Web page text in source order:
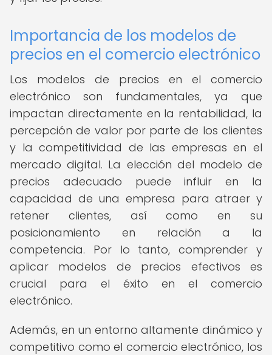
Importancia de los modelos de
precios en el comercio electrónico
Los modelos de precios en el comercio
electrónico son fundamentales, ya que
impactan directamente en la rentabilidad, la
percepción de valor por parte de los clientes
y la competitividad de las empresas en el
mercado digital. La elección del modelo de
precios adecuado puede influir en la
capacidad de una empresa para atraer y
retener clientes, así como en su
posicionamiento en relación a la
competencia. Por lo tanto, comprender y
aplicar modelos de precios efectivos es
crucial para el éxito en el comercio
electrónico.
Además, en un entorno altamente dinámico y
competitivo como el comercio electrónico, los